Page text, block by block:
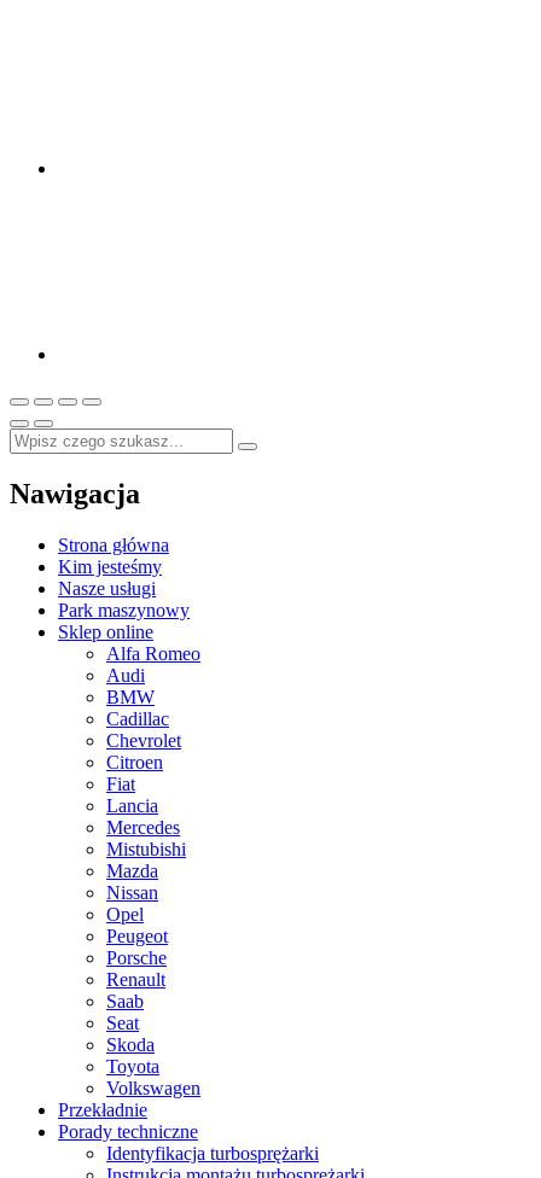
Nawigacja
Strona główna
Kim jesteśmy
Nasze usługi
Park maszynowy
Sklep online
Alfa Romeo
Audi
BMW
Cadillac
Chevrolet
Citroen
Fiat
Lancia
Mercedes
Mistubishi
Mazda
Nissan
Opel
Peugeot
Porsche
Renault
Saab
Seat
Skoda
Toyota
Volkswagen
Przekładnie
Porady techniczne
Identyfikacja turbosprężarki